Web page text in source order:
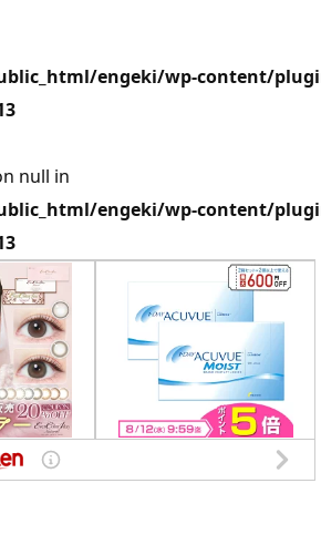
engeki/wp-content/
null in
engeki/wp-content/